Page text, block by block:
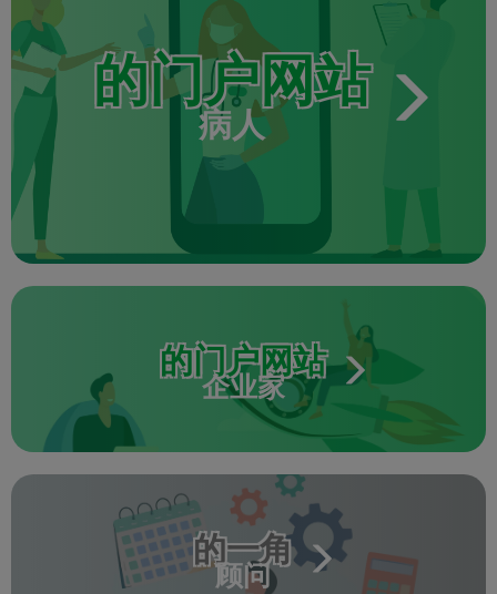
的门户网站
病人
的门户网站
企业家
的一角
顾问